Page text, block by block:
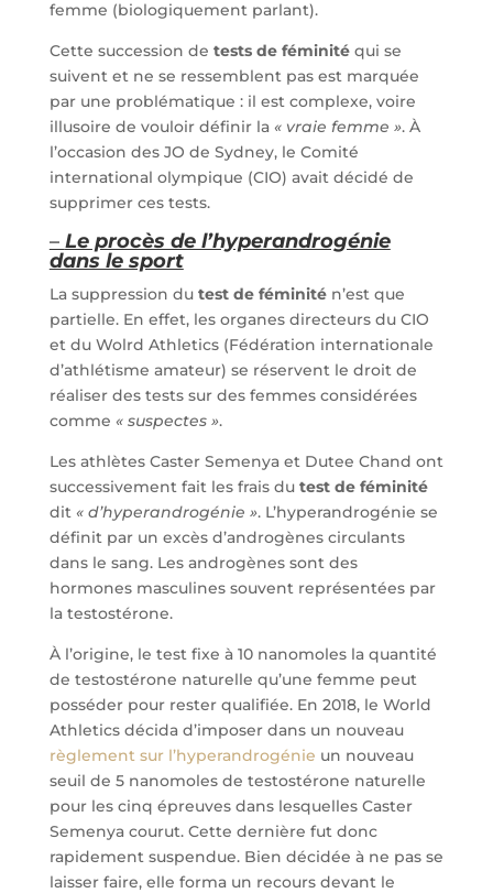
femme (biologiquement parlant).
Cette succession de tests de féminité qui se
suivent et ne se ressemblent pas est marquée
par une problématique : il est complexe, voire
illusoire de vouloir définir la « vraie femme ». À
l’occasion des JO de Sydney, le Comité
international olympique (CIO) avait décidé de
supprimer ces tests.
– Le procès de l’hyperandrogénie
dans le sport
La suppression du test de féminitén’est que
partielle. En effet, les organes directeurs du CIO
et du Wolrd Athletics (Fédération internationale
d’athlétisme amateur) se réservent le droit de
réaliser des tests sur des femmes considérées
comme « suspectes ».
Les athlètes Caster Semenya et Dutee Chand ont
successivement fait les frais du test de féminité
dit « d’hyperandrogénie ». L’hyperandrogénie se
définit par un excès d’androgènes circulants
dans le sang. Les androgènes sont des
hormones masculines souvent représentées par
la testostérone.
À l’origine, le test fixe à 10 nanomoles la quantité
de testostérone naturelle qu’une femme peut
posséder pour rester qualifiée. En 2018, le World
Athletics décida d’imposer dans un nouveau
règlement sur l’hyperandrogénie un nouveau
seuil de 5 nanomoles de testostérone naturelle
pour les cinq épreuves dans lesquelles Caster
Semenya courut. Cette dernière fut donc
rapidement suspendue. Bien décidée à ne pas se
laisser faire, elle forma un recours devant le